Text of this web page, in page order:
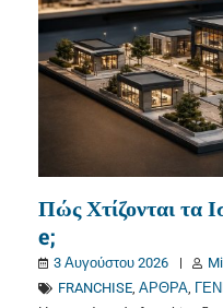
Πώς Χτίζονται τα
e;
3 Αυγούστου 2026
FRANCHISE, ΑΡΘΡΑ,